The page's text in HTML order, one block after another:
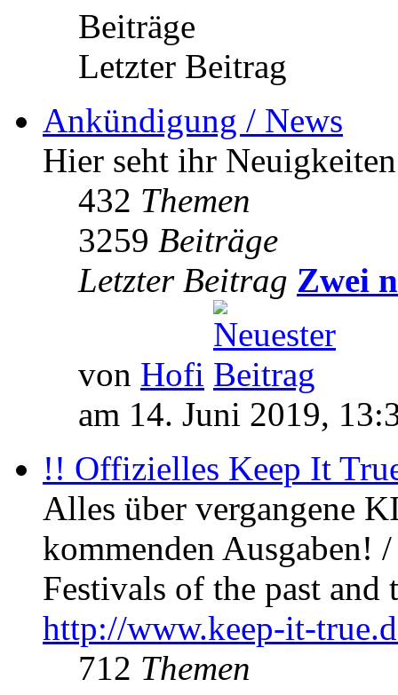
Beiträge
Letzter Beitrag
Ankündigung / News
Hier seht ihr
432 Themen
3259 Beiträge
Letzter Beitrag Zwei
von Hofi
am 14. Juni 2019,
!! Offizielles Keep It
Alles über vergangene
kommenden Ausgaben!
Festivals of the past
http://www.keep-it-
712 Themen